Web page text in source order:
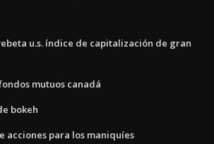
u.s. índice de capitalización de gran
mutuos canadá
bokeh
acciones para los maniquíes